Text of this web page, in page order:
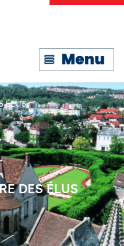
ÉLUS
DES ÉLUS